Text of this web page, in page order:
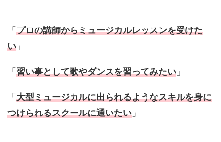
「 プロの講師からミュージカルレッスンを受けた
い 」
「 習い事として歌やダンスを習ってみたい 」
「 大型ミュージカルに出られるようなスキルを身に
つけられるスクールに通いたい 」